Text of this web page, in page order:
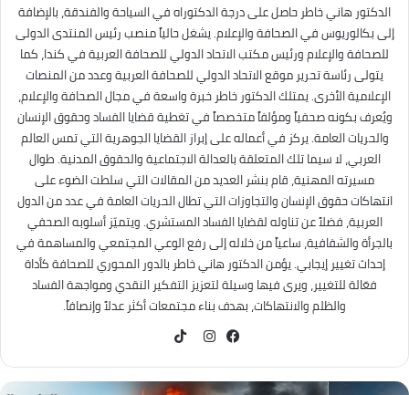
الدكتور هاني خاطر حاصل على درجة الدكتوراه في السياحة والفندقة، بالإضافة
إلى بكالوريوس في الصحافة والإعلام. يشغل حالياً منصب رئيس المنتدى الدولى
للصحافة والإعلام ورئيس مكتب الاتحاد الدولي للصحافة العربية في كندا، كما
يتولى رئاسة تحرير موقع الاتحاد الدولي للصحافة العربية وعدد من المنصات
الإعلامية الأخرى. يمتلك الدكتور خاطر خبرة واسعة في مجال الصحافة والإعلام،
ويُعرف بكونه صحفياً ومؤلفاً متخصصاً في تغطية قضايا الفساد وحقوق الإنسان
والحريات العامة. يركز في أعماله على إبراز القضايا الجوهرية التي تمس العالم
العربي، لا سيما تلك المتعلقة بالعدالة الاجتماعية والحقوق المدنية. طوال
مسيرته المهنية، قام بنشر العديد من المقالات التي سلطت الضوء على
انتهاكات حقوق الإنسان والتجاوزات التي تطال الحريات العامة في عدد من الدول
العربية، فضلاً عن تناوله لقضايا الفساد المستشري. ويتميّز أسلوبه الصحفي
بالجرأة والشفافية، ساعياً من خلاله إلى رفع الوعي المجتمعي والمساهمة في
إحداث تغيير إيجابي. يؤمن الدكتور هاني خاطر بالدور المحوري للصحافة كأداة
فعّالة للتغيير، ويرى فيها وسيلة لتعزيز التفكير النقدي ومواجهة الفساد
والظلم والانتهاكات، بهدف بناء مجتمعات أكثر عدلاً وإنصافاً.